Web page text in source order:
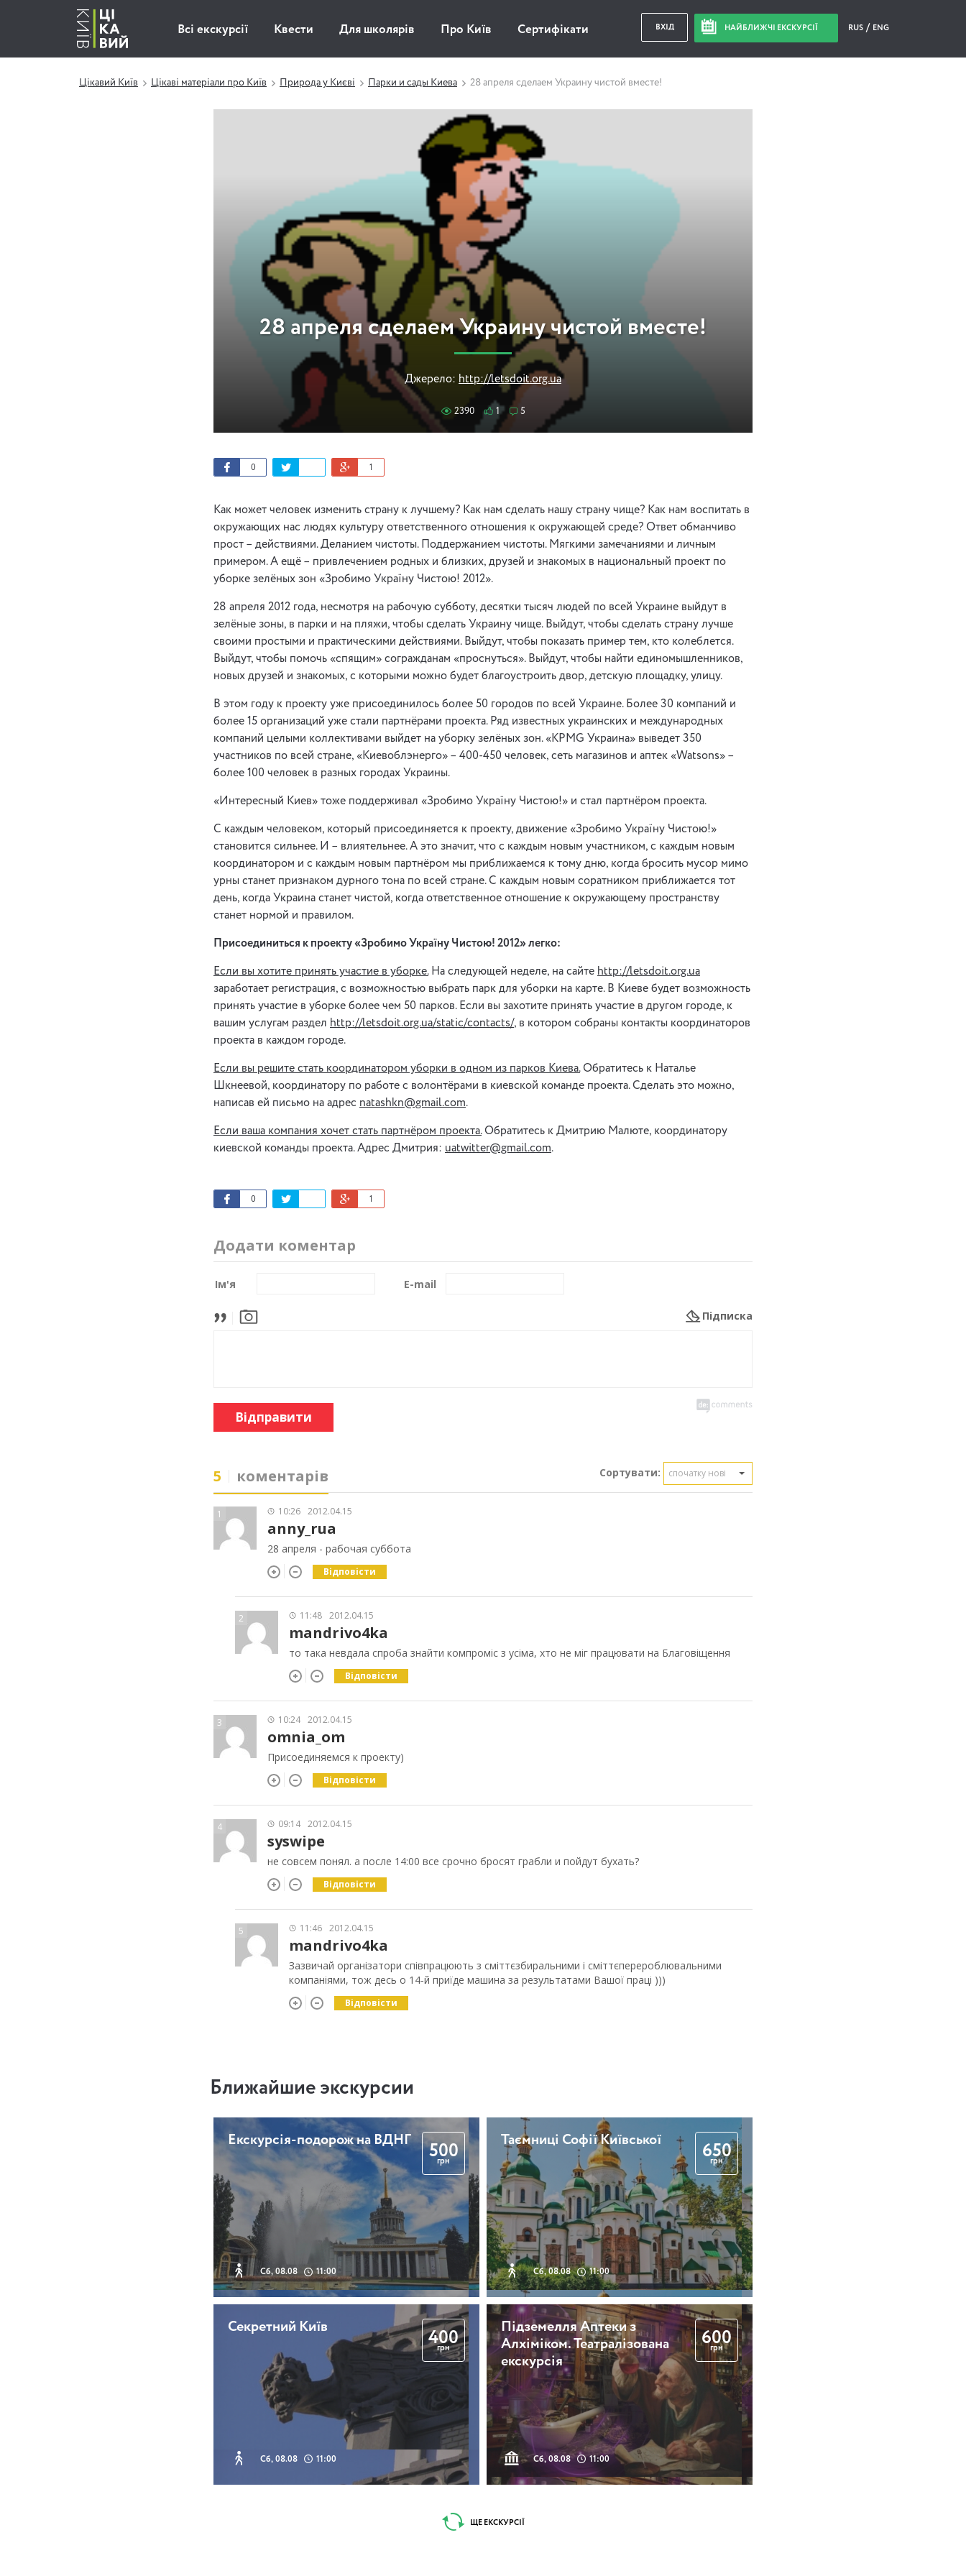
Всі екскурсії Квести Для школярів Про Київ Сертифікати ВХІД НАЙБЛИЖЧІ ЕКСКУРСІЇ RUS ENG
Цікавий Київ Цікаві матеріали про Київ Природа у Києві Парки и сады Киева 28 апреля сделаем Украину чистой вместе!
28 апреля сделаем Украину чистой вместе!
Джерело: http://letsdoit.org.ua
2390 1 5
0 1
Как может человек изменить страну к лучшему? Как нам сделать нашу страну чище? Как нам воспитать в
окружающих нас людях культуру ответственного отношения к окружающей среде? Ответ обманчиво
прост – действиями. Деланием чистоты. Поддержанием чистоты. Мягкими замечаниями и личным
примером. А ещё – привлечением родных и близких, друзей и знакомых в национальный проект по
уборке зелёных зон «Зробимо Україну Чистою! 2012».
28 апреля 2012 года, несмотря на рабочую субботу, десятки тысяч людей по всей Украине выйдут в
зелёные зоны, в парки и на пляжи, чтобы сделать Украину чище. Выйдут, чтобы сделать страну лучше
своими простыми и практическими действиями. Выйдут, чтобы показать пример тем, кто колеблется.
Выйдут, чтобы помочь «спящим» согражданам «проснуться». Выйдут, чтобы найти единомышленников,
новых друзей и знакомых, с которыми можно будет благоустроить двор, детскую площадку, улицу.
В этом году к проекту уже присоединилось более 50 городов по всей Украине. Более 30 компаний и
более 15 организаций уже стали партнёрами проекта. Ряд известных украинских и международных
компаний целыми коллективами выйдет на уборку зелёных зон. «KPMG Украина» выведет 350
участников по всей стране, «Киевоблэнерго» – 400-450 человек, сеть магазинов и аптек «Watsons» –
более 100 человек в разных городах Украины.
«Интересный Киев» тоже поддерживал «Зробимо Україну Чистою!» и стал партнёром проекта.
С каждым человеком, который присоединяется к проекту, движение «Зробимо Україну Чистою!»
становится сильнее. И – влиятельнее. А это значит, что с каждым новым участником, с каждым новым
координатором и с каждым новым партнёром мы приближаемся к тому дню, когда бросить мусор мимо
урны станет признаком дурного тона по всей стране. С каждым новым соратником приближается тот
день, когда Украина станет чистой, когда ответственное отношение к окружающему пространству
станет нормой и правилом.
Присоединиться к проекту «Зробимо Україну Чистою! 2012» легко:
Если вы хотите принять участие в уборке.На следующей неделе, на сайте http://letsdoit.org.ua
заработает регистрация, с возможностью выбрать парк для уборки на карте. В Киеве будет возможность
принять участие в уборке более чем 50 парков. Если вы захотите принять участие в другом городе, к
вашим услугам раздел http://letsdoit.org.ua/static/contacts/, в котором собраны контакты координаторов
проекта в каждом городе.
Если вы решите стать координатором уборки в одном из парков Киева.Обратитесь к Наталье
Шкнеевой, координатору по работе с волонтёрами в киевской команде проекта. Сделать это можно,
написав ей письмо на адрес natashkn@gmail.com.
Если ваша компания хочет стать партнёром проекта.Обратитесь к Дмитрию Малюте, координатору
киевской команды проекта. Адрес Дмитрия: uatwitter@gmail.com.
0 1
Додати коментар
Ім'я E-mail
Підписка
Відправити
5 коментарів Сортувати: спочатку нові
1 10:26 2012.04.15
anny_rua
28 апреля - рабочая суббота
Відповісти
2 11:48 2012.04.15
mandrivo4ka
то така невдала спроба знайти компроміс з усіма, хто не міг працювати на Благовіщення
Відповісти
3 10:24 2012.04.15
omnia_om
Присоединяемся к проекту)
Відповісти
4 09:14 2012.04.15
syswipe
не совсем понял. а после 14:00 все срочно бросят грабли и пойдут бухать?
Відповісти
5 11:46 2012.04.15
mandrivo4ka
Зазвичай організатори співпрацюють з сміттєзбиральними і сміттєперероблювальними
компаніями, тож десь о 14-й приїде машина за результатами Вашої праці )))
Відповісти
Ближайшие экскурсии
Екскурсія-подорож на ВДНГ
Сб, 08.08 11:00
500
грн
Таємниці Софії Київської
Сб, 08.08 11:00
650
грн
Секретний Київ
Сб, 08.08 11:00
400
грн
Підземелля Аптеки з
Алхіміком. Театралізована
екскурсія
Сб, 08.08 11:00
600
грн
ЩЕ ЕКСКУРСІЇ